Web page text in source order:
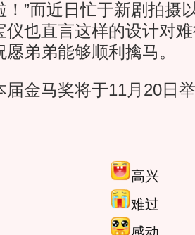
！”而近日忙于新剧拍摄
仪也直言这样的设计对
弟弟能够顺利擒马。
金马奖将于11月20日
高兴
难过